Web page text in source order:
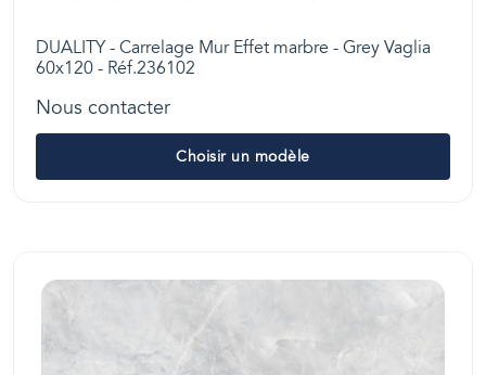
DUALITY - Carrelage Mur Effet marbre - Grey Vaglia
60x120 - Réf.236102
Nous contacter
Choisir un modèle